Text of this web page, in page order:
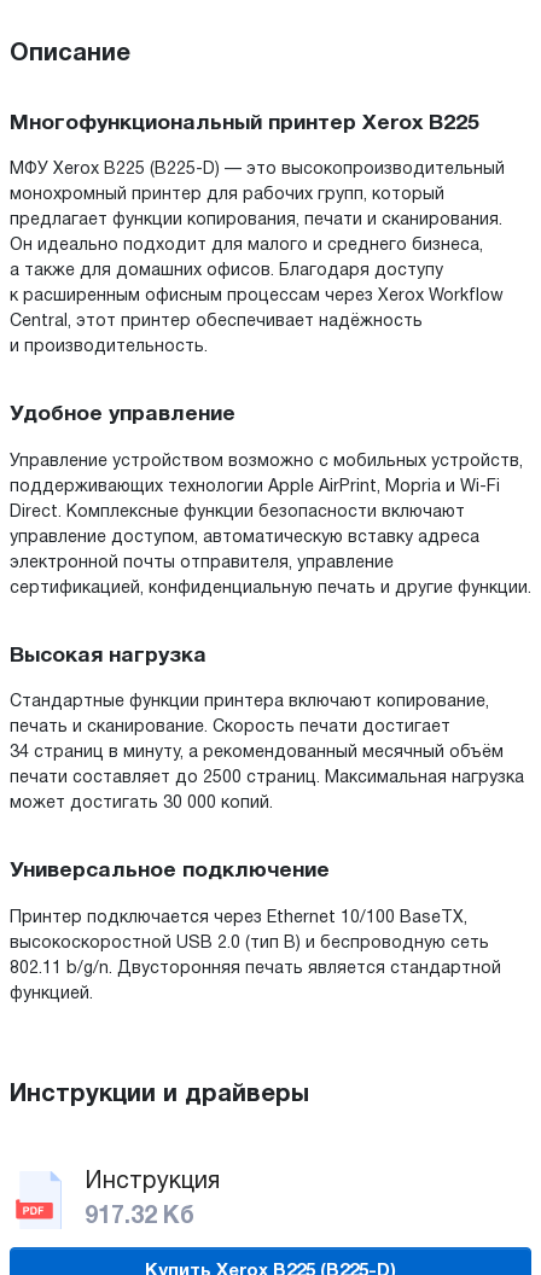
Описание
Многофункциональный принтер Xerox B225
МФУ Xerox B225 (B225-D) — это высокопроизводительный
монохромный принтер для рабочих групп, который
предлагает функции копирования, печати и сканирования.
Он идеально подходит для малого и среднего бизнеса,
а также для домашних офисов. Благодаря доступу
к расширенным офисным процессам через Xerox Workflow
Central, этот принтер обеспечивает надёжность
и производительность.
Удобное управление
Управление устройством возможно с мобильных устройств,
поддерживающих технологии Apple AirPrint, Mopria и Wi-Fi
Direct. Комплексные функции безопасности включают
управление доступом, автоматическую вставку адреса
электронной почты отправителя, управление
сертификацией, конфиденциальную печать и другие функции.
Высокая нагрузка
Стандартные функции принтера включают копирование,
печать и сканирование. Скорость печати достигает
34 страниц в минуту, а рекомендованный месячный объём
печати составляет до 2500 страниц. Максимальная нагрузка
может достигать 30 000 копий.
Универсальное подключение
Принтер подключается через Ethernet 10/100 BaseTX,
высокоскоростной USB 2.0 (тип В) и беспроводную сеть
802.11 b/g/n. Двусторонняя печать является стандартной
функцией.
Инструкции и драйверы
Инструкция
917.32 Кб
Купить Xerox B225 (B225-D)